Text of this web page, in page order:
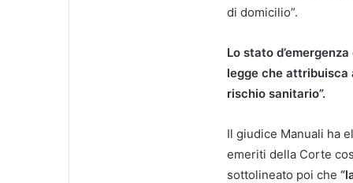
di domicilio”.
Lo stato
legge che attribuisca
rischio sanitario”.
Il giudice Manuali ha
emeriti della Corte
sottolineato poi che